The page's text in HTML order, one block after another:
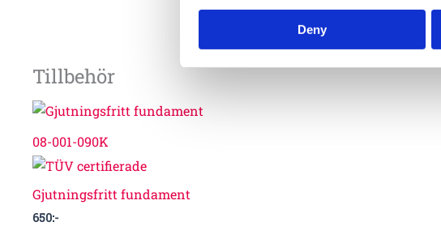
Deny
Tillbehör
08-001-090K
Gjutningsfritt fundament
650:-